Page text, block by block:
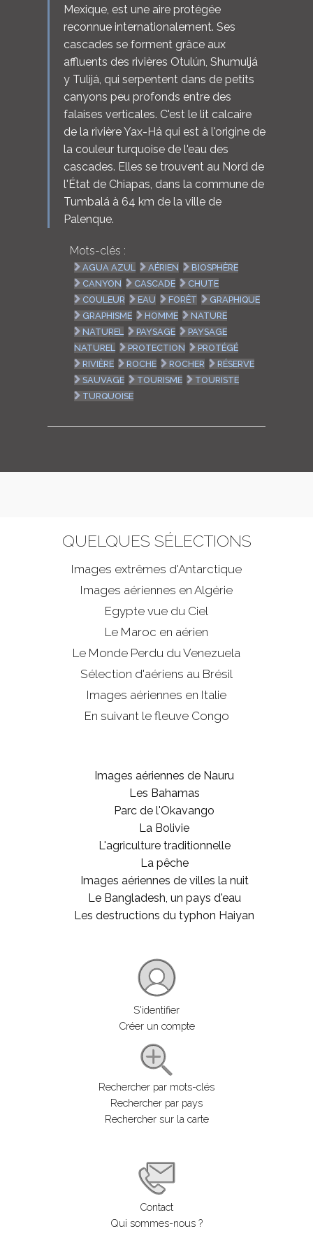
Mexique, est une aire protégée
reconnue internationalement. Ses
cascades se forment grâce aux
affluents des rivières Otulún, Shumuljá
y Tulijá, qui serpentent dans de petits
canyons peu profonds entre des
falaises verticales. C'est le lit calcaire
de la rivière Yax-Há qui est à l'origine de
la couleur turquoise de l'eau des
cascades. Elles se trouvent au Nord de
l'État de Chiapas, dans la commune de
Tumbalá à 64 km de la ville de
Palenque.
Mots-clés :
AGUA AZUL AÉRIEN
BIOSPHÈRE
CANYON
CASCADE
CHUTE
COULEUR
EAU FORÊT
GRAPHIQUE
GRAPHISME
HOMME
NATURE
NATUREL
PAYSAGE
PAYSAGE
NATUREL
PROTECTION
PROTÉGÉ
RIVIÈRE
ROCHE ROCHER
RÉSERVE
SAUVAGE
TOURISME
TOURISTE
TURQUOISE
QUELQUES SÉLECTIONS
Images extrêmes d'Antarctique
Images aériennes en Algérie
Egypte vue du Ciel
Le Maroc en aérien
Le Monde Perdu du Venezuela
Sélection d'aériens au Brésil
Images aériennes en Italie
En suivant le fleuve Congo
Images aériennes de Nauru
Les Bahamas
Parc de l'Okavango
La Bolivie
L'agriculture traditionnelle
La pêche
Images aériennes de villes la nuit
Le Bangladesh, un pays d'eau
Les destructions du typhon Haiyan
S'identifier
Créer un compte
Rechercher par mots-clés
Rechercher par pays
Rechercher sur la carte
Contact
Qui sommes-nous ?